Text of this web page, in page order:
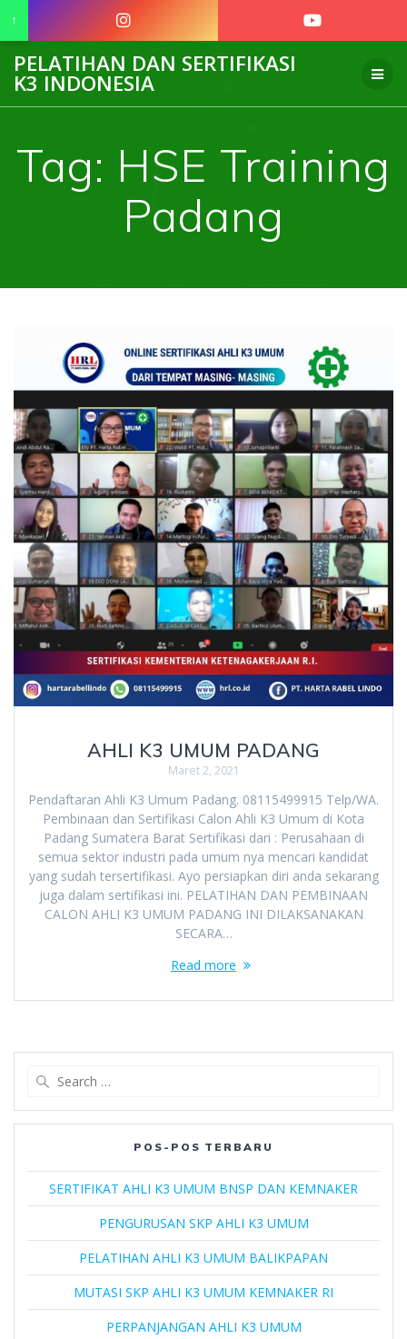
to
PELATIHAN DAN SERTIFIKASI
K3 INDONESIA
Tag: HSE Training
Padang
AHLI K3 UMUM PADANG
Maret 2, 2021
Pendaftaran Ahli K3 Umum Padang. 08115499915 Telp/WA.
Pembinaan dan Sertifikasi Calon Ahli K3 Umum di Kota
Padang Sumatera Barat Sertifikasi dari : Perusahaan di
semua sektor industri pada umum nya mencari kandidat
yang sudah tersertifikasi. Ayo persiapkan diri anda sekarang
juga dalam sertifikasi ini. PELATIHAN DAN PEMBINAAN
CALON AHLI K3 UMUM PADANG INI DILAKSANAKAN
SECARA…
Read more
POS-POS TERBARU
SERTIFIKAT AHLI K3 UMUM BNSP DAN KEMNAKER
PENGURUSAN SKP AHLI K3 UMUM
PELATIHAN AHLI K3 UMUM BALIKPAPAN
MUTASI SKP AHLI K3 UMUM KEMNAKER RI
PERPANJANGAN AHLI K3 UMUM
↑